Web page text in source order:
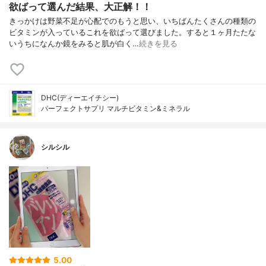
欲ばって選んだ結果、大正解！！
きっかけは野菜不足が心配でのもうと思い、いちばんたくさんの種類の
ビタミンが入っているこれを欲ばって選びました。すると１ヶ月たたな
いうちになんか鏡をみると肌が白く…続きを見る
DHC(ディーエイチシー)
パーフェクトサプリ マルチビタミン&ミネラル
シルシル
5.00